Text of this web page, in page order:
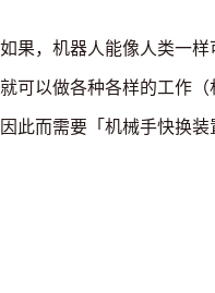
如果，机器人能像人类一
就可以做各种各样的工作（
因此而需要「机械手快换装